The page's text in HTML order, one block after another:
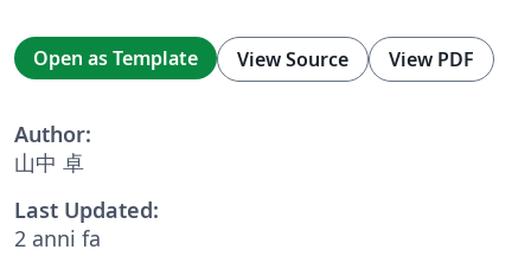
Open as Template View Source View PDF
Author:
山中 卓
Last Updated:
2 anni fa